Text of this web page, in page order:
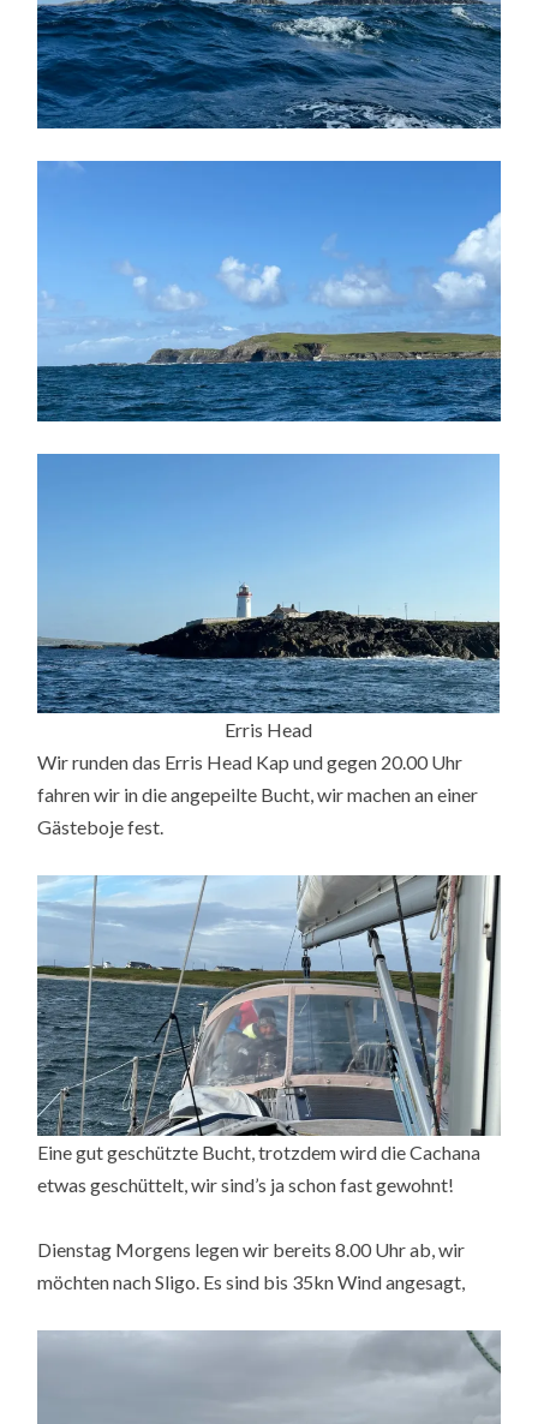
Erris Head
Wir runden das Erris Head Kap und gegen 20.00 Uhr
fahren wir in die angepeilte Bucht, wir machen an einer
Gästeboje fest.
Eine gut geschützte Bucht, trotzdem wird die Cachana
etwas geschüttelt, wir sind’s ja schon fast gewohnt!
Dienstag Morgens legen wir bereits 8.00 Uhr ab, wir
möchten nach Sligo. Es sind bis 35kn Wind angesagt,